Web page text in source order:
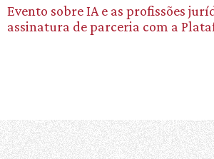
Evento sobre IA e as profissões
assinatura de parceria com a